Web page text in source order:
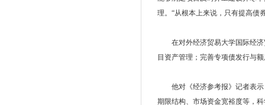
理。“从根本上来说，只有提高债
在对外经济贸易大学国际经济
目资产管理；完善专项债发行与
他对《经济参考报》记者表示
期限结构、市场资金宽裕度等，